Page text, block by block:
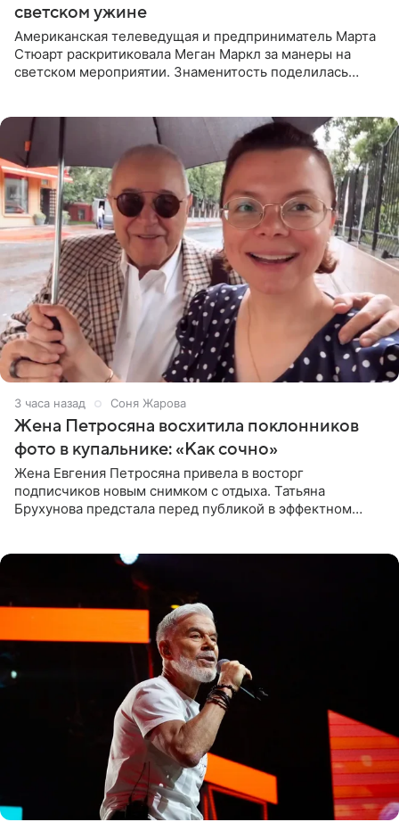
светском ужине
Американская телеведущая и предприниматель Марта
Стюарт раскритиковала Меган Маркл за манеры на
светском мероприятии. Знаменитость поделилась
3 часа назад Соня Жарова
Жена Петросяна восхитила поклонников
фото в купальнике: «Как сочно»
Жена Евгения Петросяна привела в восторг
подписчиков новым снимком с отдыха. Татьяна
Брухунова предстала перед публикой в эффектном